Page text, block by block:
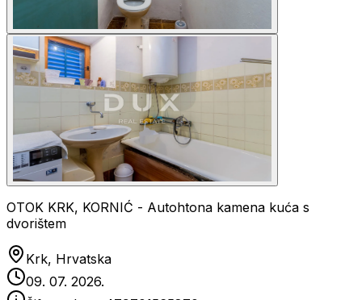
OTOK KRK, KORNIĆ - Autohtona kamena kuća s
dvorištem
Krk, Hrvatska
09. 07. 2026.